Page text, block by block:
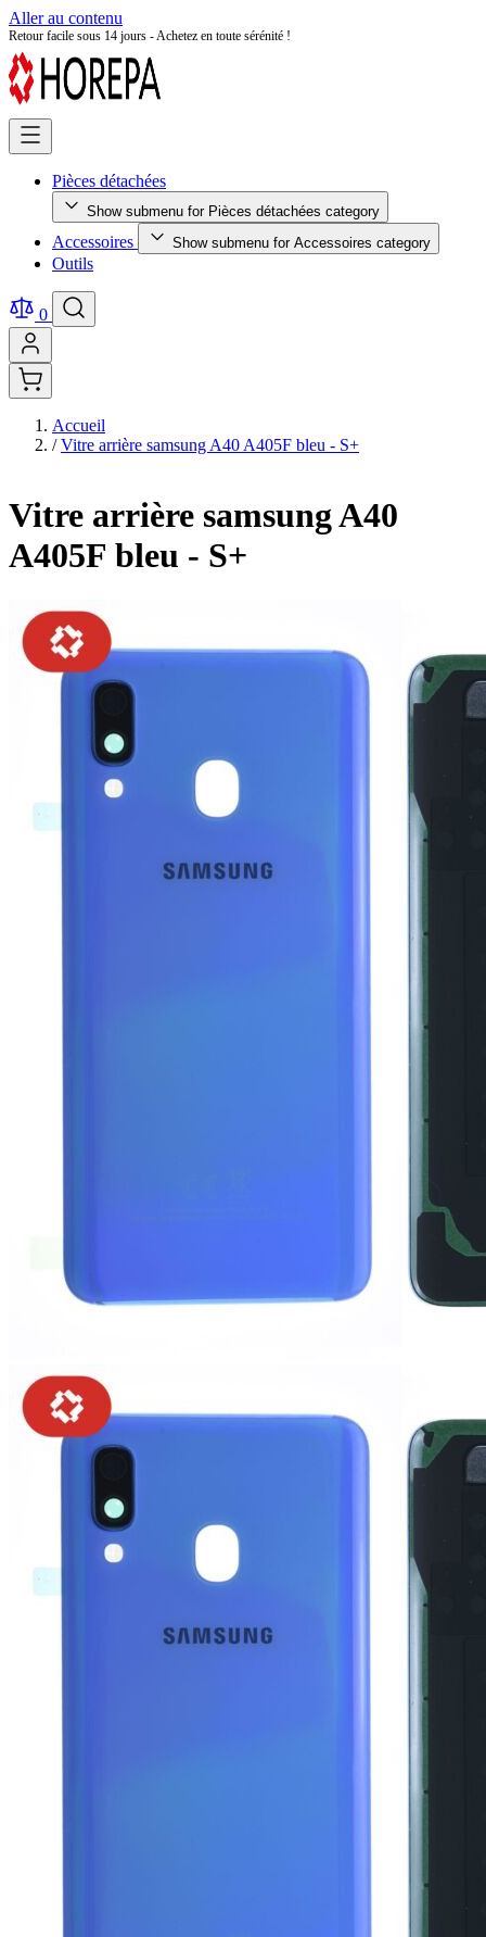
Aller au contenu
Retour facile sous 14 jours - Achetez en toute sérénité !
Pièces détachées
Show submenu for Pièces détachées category
Accessoires Show submenu for Accessoires category
Outils
0
Accueil
/ Vitre arrière samsung A40 A405F bleu - S+
Vitre arrière samsung A40
A405F bleu - S+